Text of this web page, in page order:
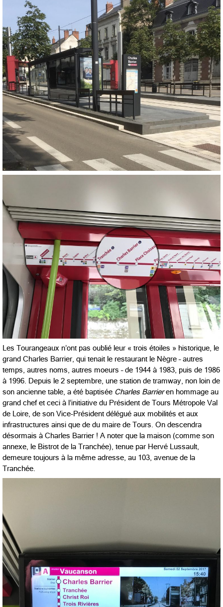
Les Tourangeaux n’ont pas oublié leur « trois étoiles » historique, le
grand Charles Barrier, qui tenait le restaurant le Nègre – autres
temps, autres noms, autres moeurs – de 1944 à 1983, puis de 1986
à 1996. Depuis le 2 septembre, une station de tramway, non loin de
son ancienne table, a été baptisée Charles Barrieren hommage au
grand chef et ceci à l’initiative du Président de Tours Métropole Val
de Loire, de son Vice-Président délégué aux mobilités et aux
infrastructures ainsi que de du maire de Tours. On descendra
désormais à Charles Barrier ! A noter que la maison (comme son
annexe, le Bistrot de la Tranchée), tenue par Hervé Lussault,
demeure toujours à la même adresse, au 103, avenue de la
Tranchée.